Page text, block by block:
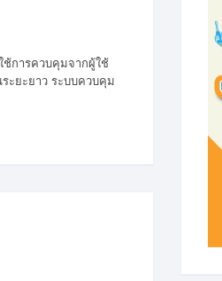
ช้การควบคุมจากผู้ใช้
ะยะยาว ระบบควบคุม